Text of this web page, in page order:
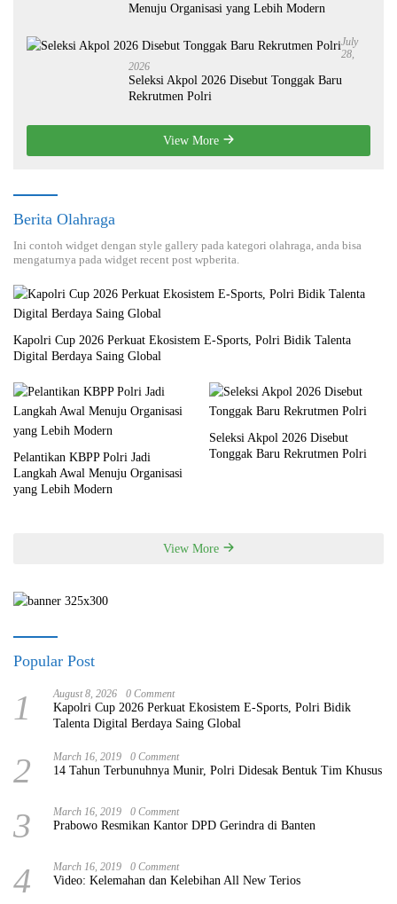
Menuju Organisasi yang Lebih Modern
July
28,
2026
Seleksi Akpol 2026 Disebut Tonggak Baru
Rekrutmen Polri
View More
Berita Olahraga
Ini contoh widget dengan style gallery pada kategori olahraga, anda bisa
mengaturnya pada widget recent post wpberita.
Kapolri Cup 2026 Perkuat Ekosistem E-Sports, Polri Bidik Talenta
Digital Berdaya Saing Global
Pelantikan KBPP Polri Jadi
Langkah Awal Menuju Organisasi
yang Lebih Modern
Seleksi Akpol 2026 Disebut
Tonggak Baru Rekrutmen Polri
View More
Popular Post
1 August 8, 2026 0 Comment
Kapolri Cup 2026 Perkuat Ekosistem E-Sports, Polri Bidik
Talenta Digital Berdaya Saing Global
2 March 16, 2019 0 Comment
14 Tahun Terbunuhnya Munir, Polri Didesak Bentuk Tim Khusus
3 March 16, 2019 0 Comment
Prabowo Resmikan Kantor DPD Gerindra di Banten
4 March 16, 2019 0 Comment
Video: Kelemahan dan Kelebihan All New Terios